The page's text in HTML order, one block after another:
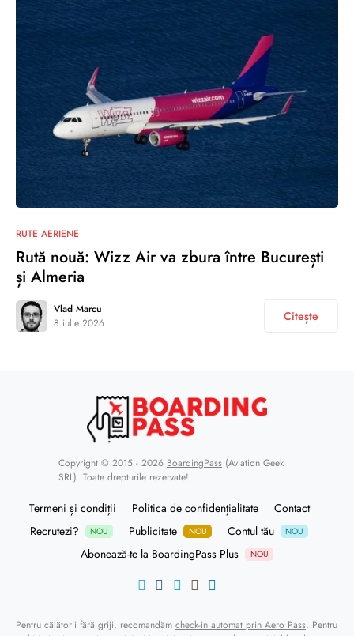
RUTE AERIENE
Rută nouă: Wizz Air va zbura între București
și Almeria
Vlad Marcu
8 iulie 2026
Citește
Copyright © 2015 - 2026 BoardingPass (Aviation Geek
SRL). Toate drepturile rezervate!
Termeni și condiții Politica de confidențialitate
Contact
Recrutezi?
NOU Publicitate NOU Contul tău NOU
Abonează-te la BoardingPass Plus NOU
Pentru călătorii fără griji, recomandăm check-in automat prin Aero Pass. Pentru